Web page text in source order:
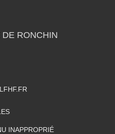
RONCHIN
INAPPROPRIÉ